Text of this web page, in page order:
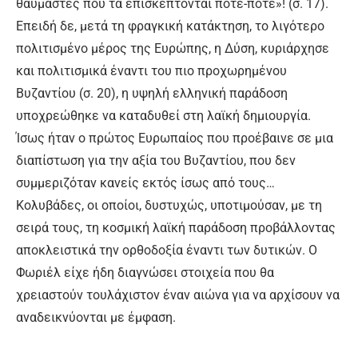
θαυμαστές που τα επισκέπτονται πότε-πότε»! (σ. 17).
Επειδή δε, μετά τη φραγκική κατάκτηση, το λιγότερο
πολιτισμένο μέρος της Ευρώπης, η Δύση, κυριάρχησε
και πολιτισμικά έναντι του πιο προχωρημένου
Βυζαντίου (σ. 20), η υψηλή ελληνική παράδοση
υποχρεώθηκε να καταδυθεί στη λαϊκή δημιουργία.
Ίσως ήταν ο πρώτος Ευρωπαίος που προέβαινε σε μια
διαπίστωση για την αξία του Βυζαντίου, που δεν
συμμεριζόταν κανείς εκτός ίσως από τους…
Κολυβάδες, οι οποίοι, δυστυχώς, υποτιμούσαν, με τη
σειρά τους, τη κοσμική λαϊκή παράδοση προβάλλοντας
αποκλειστικά την ορθοδοξία έναντι των δυτικών. Ο
Φωριέλ είχε ήδη διαγνώσει στοιχεία που θα
χρειαστούν τουλάχιστον έναν αιώνα για να αρχίσουν να
αναδεικνύονται με έμφαση.